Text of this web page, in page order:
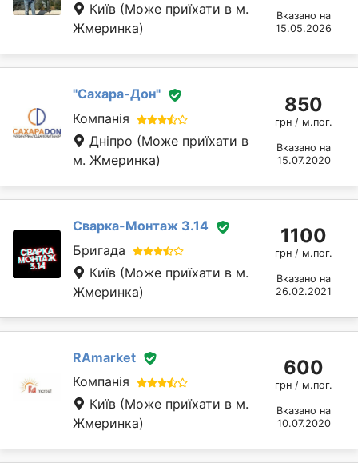
Київ (Може приїхати в м.
Жмеринка)
Вказано на
15.05.2026
"Сахара-Дон"
Компанія
Дніпро (Може приїхати в
м. Жмеринка)
850
грн / м.пог.
Вказано на
15.07.2020
Сварка-Монтаж 3.14
Бригада
Київ (Може приїхати в м.
Жмеринка)
1100
грн / м.пог.
Вказано на
26.02.2021
RAmarket
Компанія
Київ (Може приїхати в м.
Жмеринка)
600
грн / м.пог.
Вказано на
10.07.2020